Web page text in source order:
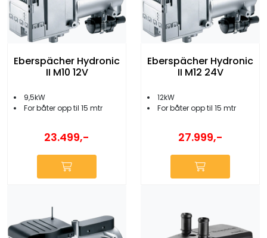
Eberspächer Hydronic
II M10 12V
9,5kW
For båter opp til 15 mtr
23.499,-
Eberspächer Hydronic
II M12 24V
12kW
For båter opp til 15 mtr
27.999,-